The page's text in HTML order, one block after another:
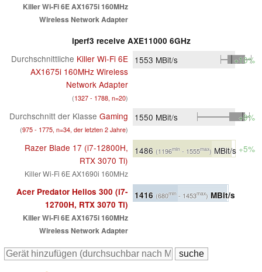
Killer Wi-Fi 6E AX1675i 160MHz
Wireless Network Adapter
iperf3 receive AXE11000 6GHz
Durchschnittliche Killer Wi-Fi 6E
AX1675i 160MHz Wireless
Network Adapter
(1327 - 1788, n=20)
1553 MBit/s +10%
Durchschnitt der Klasse Gaming
(975 - 1775, n=34, der letzten 2 Jahre)
1550 MBit/s +9%
Razer Blade 17 (i7-12800H,
RTX 3070 Ti)
Killer Wi-Fi 6E AX1690i 160MHz
1486 (1196min - 1555max)MBit/s +5%
Acer Predator Helios 300 (i7-
12700H, RTX 3070 Ti)
Killer Wi-Fi 6E AX1675i 160MHz
Wireless Network Adapter
1416 (680min- 1453max)MBit/s